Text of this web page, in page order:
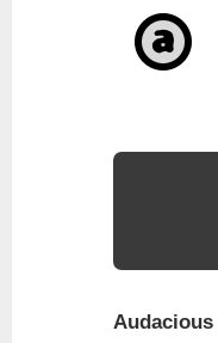
Audacious